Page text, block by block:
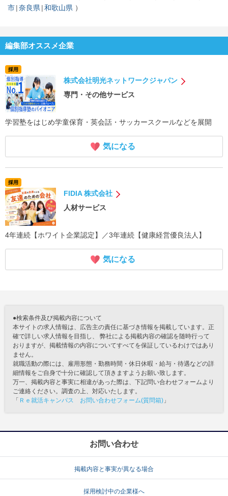
市 奈良県 和歌山県
編集部オススメ企業
採用
株式会社明光ネットワークジャパン
専門・その他サービス
学習塾をはじめ学童保育・英会話・サッカースクールなどを展開
気になる
採用
FIDIA 株式会社
人材サービス
4年連続【ホワイト企業認定】／3年連続【健康経営優良法人】
気になる
●検索条件及び掲載内容について
本サイトの求人情報は、広告主の責任に基づき情報を掲載しています。正
確で詳しい求人情報を目指し、 弊社による掲載内容の確認を随時行って
おりますが、掲載情報の内容についてすべてを保証しているわけではあり
ません。
就職活動の際には、雇用形態・勤務時間・休日休暇・給与・待遇などの詳
細情報をご自身で十分に確認して頂きますようお願い致します。
万一、掲載内容と事実に相違があった際は、下記問い合わせフォームより
ご連絡ください。調査の上、対応いたします。
「 Ｒｅ就活キャンパス お問い合わせフォーム(質問箱) 」
お問い合わせ
掲載内容と事実が異なる場合
採用検討中の企業様へ